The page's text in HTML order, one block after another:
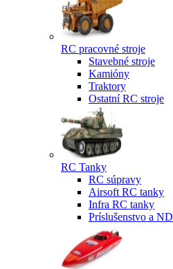
RC pracovné stroje
Stavebné stroje
Kamióny
Traktory
Ostatní RC stroje
RC Tanky
RC súpravy
Airsoft RC tanky
Infra RC tanky
Príslušenstvo a ND